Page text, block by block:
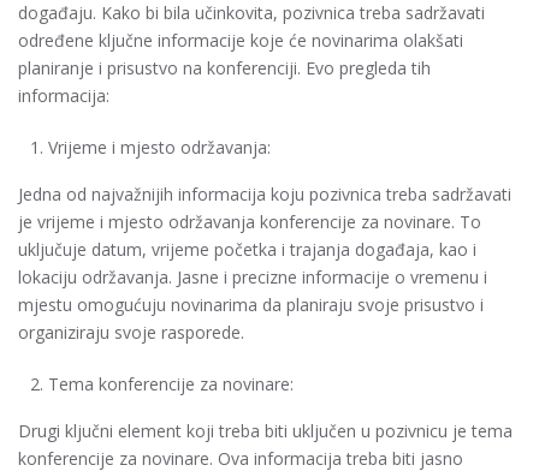
događaju. Kako bi bila učinkovita, pozivnica treba sadržavati
određene ključne informacije koje će novinarima olakšati
planiranje i prisustvo na konferenciji. Evo pregleda tih
informacija:
Vrijeme i mjesto održavanja:
Jedna od najvažnijih informacija koju pozivnica treba sadržavati
je vrijeme i mjesto održavanja konferencije za novinare. To
uključuje datum, vrijeme početka i trajanja događaja, kao i
lokaciju održavanja. Jasne i precizne informacije o vremenu i
mjestu omogućuju novinarima da planiraju svoje prisustvo i
organiziraju svoje rasporede.
Tema konferencije za novinare:
Drugi ključni element koji treba biti uključen u pozivnicu je tema
konferencije za novinare. Ova informacija treba biti jasno